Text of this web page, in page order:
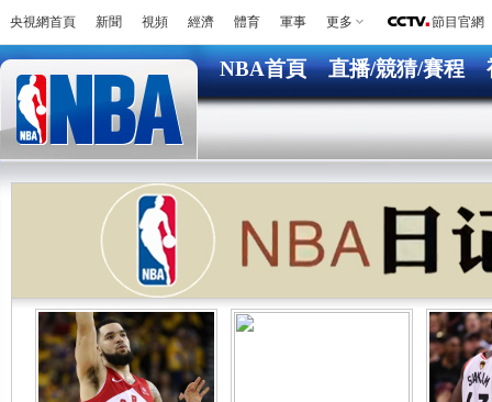
央視網首頁 新聞 視頻 經濟 體育 軍事 更多 節目官網
NBA首頁 直播/競猜/賽程